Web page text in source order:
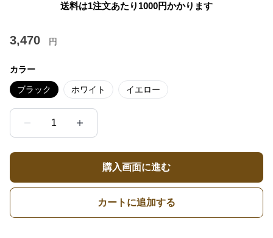
送料は1注文あたり 1000円かかります
3,470 円
カラー
ブラック ホワイト イエロー
1
購入画面に進む
カートに追加する